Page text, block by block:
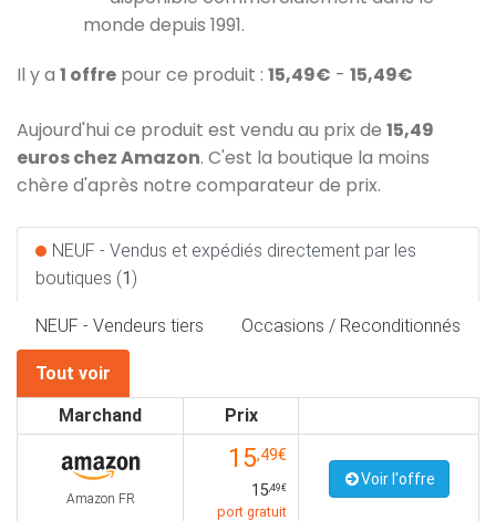
monde depuis 1991.
Il y a 1 offre pour ce produit : 15,49€ - 15,49€
Aujourd'hui ce produit est vendu au prix de 15,49
euros chez Amazon. C'est la boutique la moins
chère d'après notre comparateur de prix.
NEUF - Vendus et expédiés directement par les
boutiques (1)
NEUF - Vendeurs tiers Occasions / Reconditionnés
Tout voir
Marchand
Prix
Amazon FR
15,49€
15,49€
port gratuit
Voir l'offre